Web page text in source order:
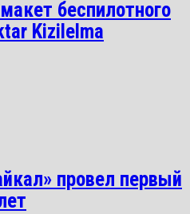
беспилотного
Kizilelma
провел первый